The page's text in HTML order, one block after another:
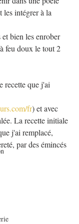
les intégrer à la
bien les enrober
feu doux le tout 2
recette que j'ai
fr) et avec
La recette initiale
j'ai remplacé,
par des émincés